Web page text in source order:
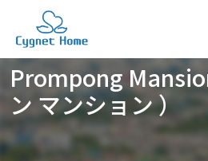
Prompong
ン マンション ）